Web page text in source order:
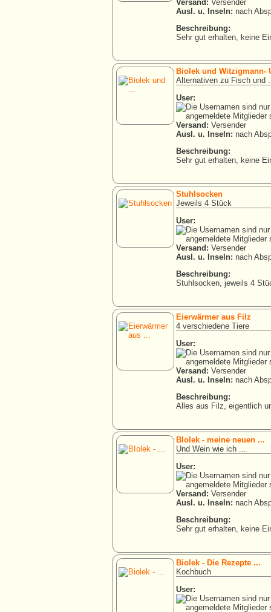
Versand: Versender
Ausl. u. Inseln: nach
Beschreibung:
Sehr gut erhalten, keine
Biolek und Witzigmann-
Alternativen zu Fisch und
User:
Versand: Versender
Ausl. u. Inseln: nach
Beschreibung:
Sehr gut erhalten, keine
Stuhlsocken
Jeweils 4 Stück
User:
Versand: Versender
Ausl. u. Inseln: nach
Beschreibung:
Stuhlsocken, jeweils 4
Eierwärmer aus Filz
4 verschiedene Tiere
User:
Versand: Versender
Ausl. u. Inseln: nach
Beschreibung:
Alles aus Filz, eigentlich
BIolek - meine neuen ...
Und Wein wie ich ...
User:
Versand: Versender
Ausl. u. Inseln: nach
Beschreibung:
Sehr gut erhalten, keine
Biolek - Die Rezepte ...
Kochbuch
User: